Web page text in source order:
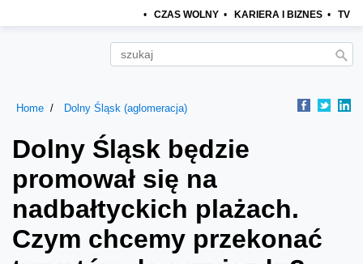
• CZAS WOLNY • KARIERA I BIZNES • TV
Home Dolny Śląsk (aglomeracja)
Dolny Śląsk będzie
promował się na
nadbałtyckich plażach.
Czym chcemy przekonać